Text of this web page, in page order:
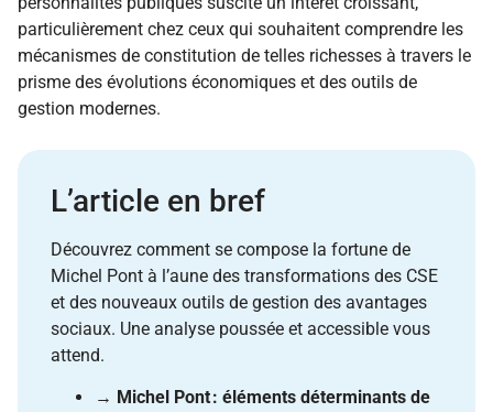
particulièrement chez ceux qui souhaitent comprendre les
mécanismes de constitution de telles richesses à travers le
prisme des évolutions économiques et des outils de
gestion modernes.
L’article en bref
Découvrez comment se compose la fortune de
Michel Pont à l’aune des transformations des CSE
et des nouveaux outils de gestion des avantages
sociaux. Une analyse poussée et accessible vous
attend.
→ Michel Pont : éléments déterminants de